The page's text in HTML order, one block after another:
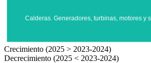
Calderas. Generadores, turbinas, motores y
Crecimiento (2025 > 2023-2024)
Decrecimiento (2025 < 2023-2024)